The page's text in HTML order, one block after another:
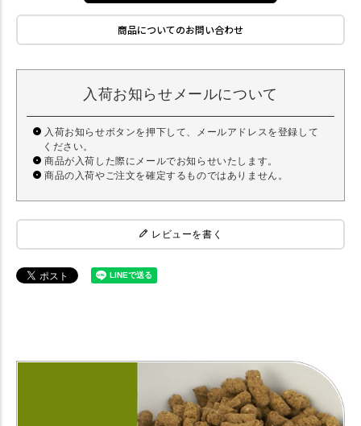
商品についてのお問い合わせ
入荷お知らせメールについて
入荷お知らせボタンを押下して、メールアドレスを登録して
ください。
商品が入荷した際にメールでお知らせいたします。
商品の入荷やご注文を確定するものではありません。
レビューを書く